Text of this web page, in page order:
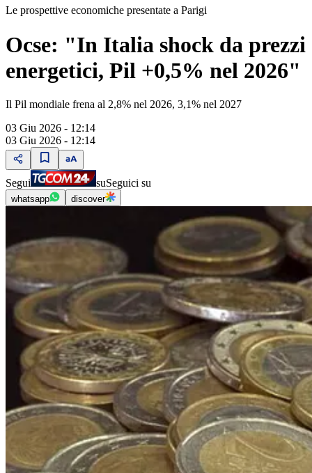
Le prospettive economiche presentate a Parigi
Ocse: "In Italia shock da prezzi
energetici, Pil +0,5% nel 2026"
Il Pil mondiale frena al 2,8% nel 2026, 3,1% nel 2027
03 Giu 2026 - 12:14
03 Giu 2026 - 12:14
Segui suSeguici su
whatsapp discover